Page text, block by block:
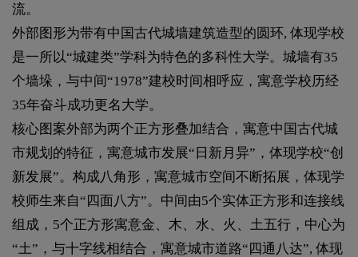
流。
外部图形为带有中国古代城墙建筑造型的圆环, 体现学校
是一所以“城建类”学科为特色的多科性大学。城墙有35
个墙垛，与中间“1978”建校时间相呼应，寓意学校历经
35年奋斗成功更名大学。
核心图案外部为两个正方形叠加结合，寓意中国古代城
市规划的特征，寓意城市发展“日新月异”，体现学校“创
新发展”。构成八角形，寓意城市空间不断拓展，体现学
校师生来自“四面八方”。中间由5个实体正方形和连接线
组成，5个正方形寓意金、木、水、火、土五行，中心为
“土”，与十字线相结合，寓意城市道路“四通八达”, 体现